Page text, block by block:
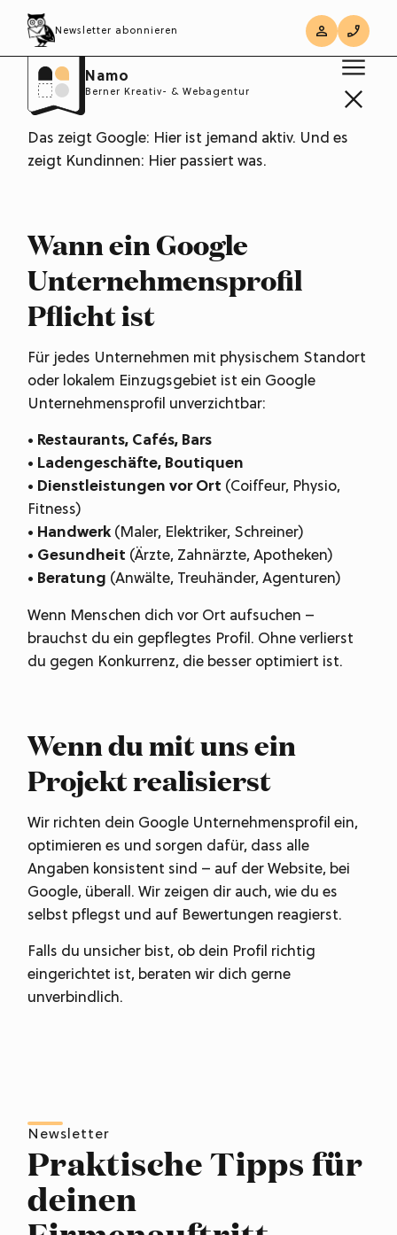
Newsletter abonnieren
Namo
Berner Kreativ- & Webagentur
Regelmässig aktualisieren
Einmal im Monat: Neues Foto hochladen. Einen
Beitrag posten (Angebot, Neuigkeit, Event). Auf
neue Bewertungen antworten.
Das zeigt Google: Hier ist jemand aktiv. Und es
zeigt Kundinnen: Hier passiert was.
Wann ein Google
Unternehmensprofil
Pflicht ist
Für jedes Unternehmen mit physischem Standort
oder lokalem Einzugsgebiet ist ein Google
Unternehmensprofil unverzichtbar:
• Restaurants, Cafés, Bars
• Ladengeschäfte, Boutiquen
• Dienstleistungen vor Ort (Coiffeur, Physio,
Fitness)
• Handwerk (Maler, Elektriker, Schreiner)
• Gesundheit (Ärzte, Zahnärzte, Apotheken)
• Beratung (Anwälte, Treuhänder, Agenturen)
Wenn Menschen dich vor Ort aufsuchen –
brauchst du ein gepflegtes Profil. Ohne verlierst
du gegen Konkurrenz, die besser optimiert ist.
Wenn du mit uns ein
Projekt realisierst
Wir richten dein Google Unternehmensprofil ein,
optimieren es und sorgen dafür, dass alle
Angaben konsistent sind – auf der Website, bei
Google, überall. Wir zeigen dir auch, wie du es
selbst pflegst und auf Bewertungen reagierst.
Falls du unsicher bist, ob dein Profil richtig
eingerichtet ist, beraten wir dich gerne
unverbindlich.
Newsletter
Praktische Tipps für
deinen